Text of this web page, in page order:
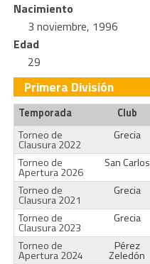
Nacimiento
3 noviembre, 1996
Edad
29
Primera División
Temporada
Club
Torneo de
Clausura 2022
Grecia
Torneo de
Apertura 2026
San Carlos
Torneo de
Clausura 2021
Grecia
Torneo de
Clausura 2023
Grecia
Torneo de
Apertura 2024
Pérez
Zeledón